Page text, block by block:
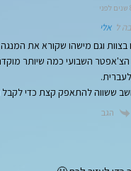
לאלי
בצוות וגם מישהו שקורא את
השבועי כמה שיותר
ששווה להתאפק קצת כדי לקבל
הגב